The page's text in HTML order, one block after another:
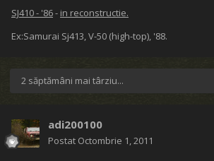
SJ410 - '86- in reconstructie.
Ex:Samurai Sj413, V-50 (high-top), '88.
2 săptămâni mai târziu...
adi200100
Postat Octombrie 1, 2011